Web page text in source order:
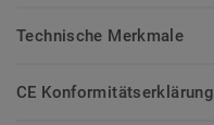
Technische Merkmale
CE Konformitätserklärung